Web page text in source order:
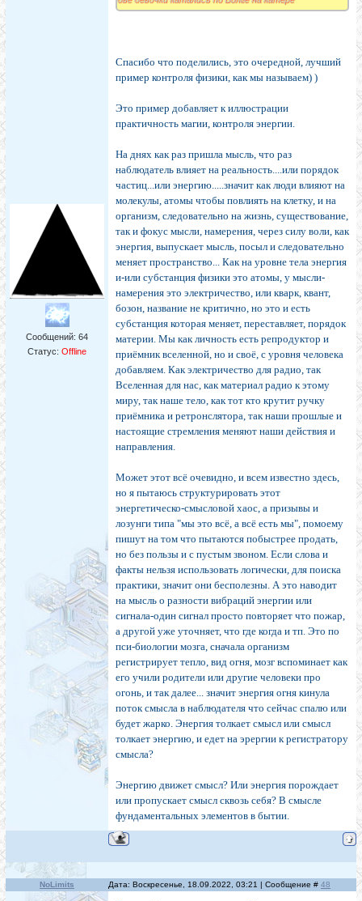
Сообщений: 64
Статус: Offline
Спасибо что поделились, это очередной, лучший
пример контроля физики, как мы называем) )
Это пример добавляет к иллюстрации
практичность магии, контроля энергии.
На днях как раз пришла мысль, что раз
наблюдатель влияет на реальность....или порядок
частиц...или энергию.....значит как люди влияют на
молекулы, атомы чтобы повлиять на клетку, и на
организм, следовательно на жизнь, существование,
так и фокус мысли, намерения, через силу воли, как
энергия, выпускает мысль, посыл и следовательно
меняет пространство... Как на уровне тела энергия
и-или субстанция физики это атомы, у мысли-
намерения это электричество, или кварк, квант,
бозон, название не критично, но это и есть
субстанция которая меняет, переставляет, порядок
материи. Мы как личность есть репродуктор и
приёмник вселенной, но и своё, с уровня человека
добавляем. Как электричество для радио, так
Вселенная для нас, как материал радио к этому
миру, так наше тело, как тот кто крутит ручку
приёмника и ретронслятора, так наши прошлые и
настоящие стремления меняют наши действия и
направления.
Может этот всё очевидно, и всем известно здесь,
но я пытаюсь структурировать этот
энергетическо-смысловой хаос, а призывы и
лозунги типа "мы это всё, а всё есть мы", помоему
пишут на том что пытаются побыстрее продать,
но без пользы и с пустым звоном. Если слова и
факты нельзя использовать логически, для поиска
практики, значит они бесполезны. А это наводит
на мысль о разности вибраций энергии или
сигнала-один сигнал просто повторяет что пожар,
а другой уже уточняет, что где когда и тп. Это по
пси-биологии мозга, сначала организм
регистрирует тепло, вид огня, мозг вспоминает как
его учили родители или другие человеки про
огонь, и так далее... значит энергия огня кинула
поток смысла в наблюдателя что сейчас спалю или
будет жарко. Энергия толкает смысл или смысл
толкает энергию, и едет на эрергии к регистратору
смысла?
Энергию движет смысл? Или энергия порождает
или пропускает смысл сквозь себя? В смысле
фундаментальных элементов в бытии.
NoLimits Дата: Воскресенье, 18.09.2022, 03:21 | Сообщение # 48